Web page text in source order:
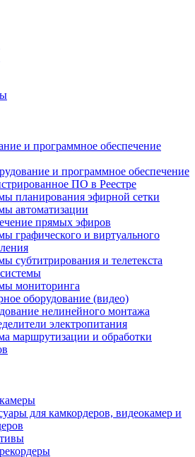
и программное обеспечение
и программное обеспечение
ПО в Реестре
планирования эфирной сетки
автоматизации
прямых эфиров
графического и виртуального
субтитрирования и телетекста
мониторинга
оборудование (видео)
нелинейного монтажа
электропитания
маршрутизации и обработки
для камкордеров, видеокамер и